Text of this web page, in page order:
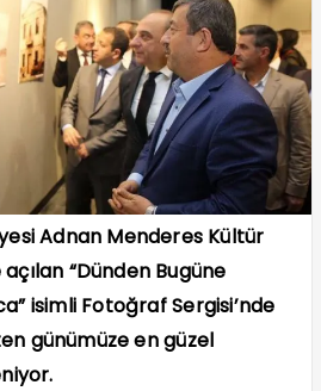
Adnan Menderes Kültür
“Dünden Bugüne
isimli Fotoğraf Sergisi’nde
günümüze en güzel